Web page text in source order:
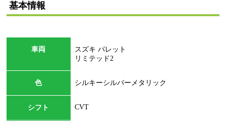
基本情報
車両
スズキ パレット
リミテッド2
色 シルキーシルバーメタリック
シフト CVT